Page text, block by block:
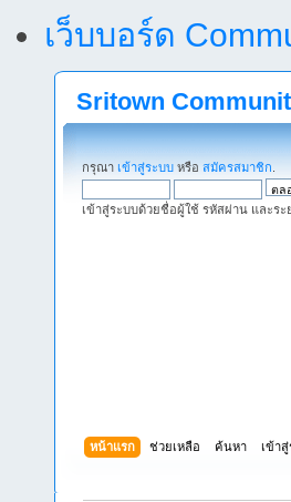
เว็บบอร์ด
Sritown
กรุณา เข้าสู่ระบบ หรือ สมัครสมาชิก
เข้าสู่ระบบด้วยชื่อผู้ใช้ รหัสผ่าน และระ
หน้าแรก ช่วยเหลือ ค้นหา เข้า